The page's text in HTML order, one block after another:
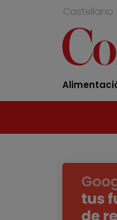
Castellano